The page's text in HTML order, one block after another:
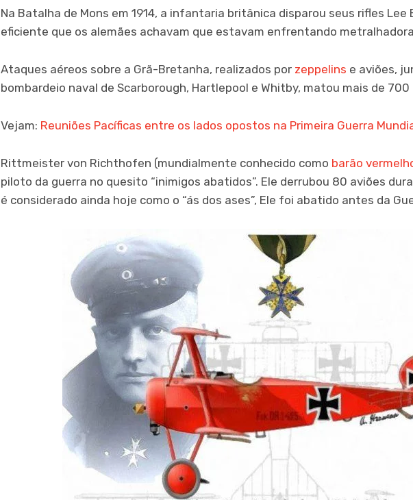
Na Batalha de Mons em 1914, a infantaria britânica disparou seus rifles Lee
eficiente que os alemães achavam que estavam enfrentando
Ataques aéreos sobre a Grã-Bretanha, realizados por zeppelins e aviões,
bombardeio naval de Scarborough, Hartlepool e Whitby, matou mais de 700
Vejam: Reuniões Pacíficas entre os lados opostos na Primeira Guerra
Rittmeister von Richthofen (mundialmente conhecido como barão
piloto da guerra no quesito “inimigos abatidos”. Ele derrubou 80 aviões
é considerado ainda hoje como o “ás dos ases”, Ele foi abatido antes da